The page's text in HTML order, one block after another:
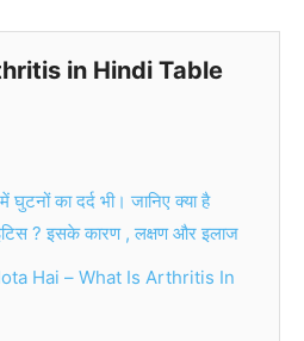
in Hindi Table
का दर्द भी। जानिए क्या है
? इसके कारण , लक्षण और इलाज
Hai – What Is Arthritis In